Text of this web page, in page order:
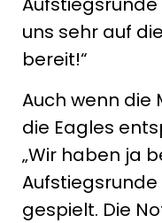
uns sehr auf
bereit!“
Auch wenn die
die Eagles
„Wir haben ja
gespielt. Die